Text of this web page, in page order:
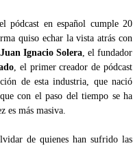
pódcast en español cumple 20
quiso echar la vista atrás con
Juan Ignacio Solera, el fundador
, el primer creador de pódcast
de esta industria, que nació
con el paso del tiempo se ha
es más masiva.
de quienes han sufrido las